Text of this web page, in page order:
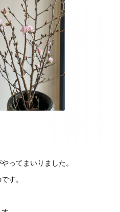
ってまいりました。
す。